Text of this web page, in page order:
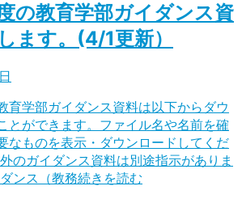
の教育学部ガイダンス資
ます。(4/1更新）
育学部ガイダンス資料は以下からダウ
とができます。ファイル名や名前を確
なものを表示・ダウンロードしてくだ
のガイダンス資料は別途指示がありま
ンス（教務続きを読む